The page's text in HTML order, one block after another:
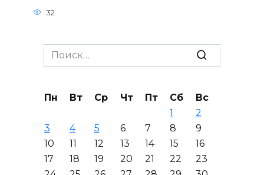
32
Search
for:
Пн Вт Ср Чт Пт Сб
Вс
1
2
3
4 5 6 7 8
9
10
11 12 13 14 15
16
17
18 19 20 21 22
23